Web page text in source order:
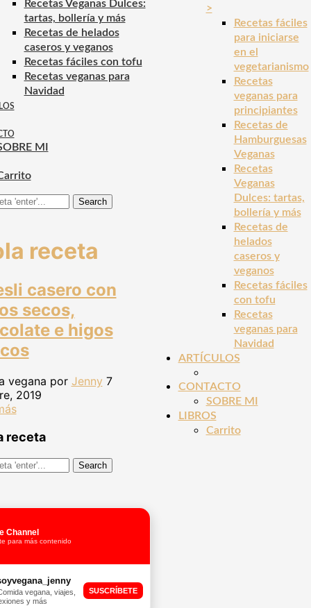
Recetas Veganas Dulces:
tartas, bollería y más
Recetas de helados
caseros y veganos
Recetas fáciles con tofu
Recetas veganas para
Navidad
MI
Search
receta
casero con
secos,
e higos
vegana por Jenny 7
2019
receta
Channel
para más contenido
vegana, viajes,
y más
SUSCRÍBETE
>
Recetas fáciles
para iniciarse
en el
vegetarianismo
Recetas
veganas para
principiantes
Recetas de
Hamburguesas
Veganas
Recetas
Veganas
Dulces: tartas,
bollería y más
Recetas de
helados
caseros y
veganos
Recetas fáciles
con tofu
Recetas
veganas para
Navidad
ARTÍCULOS
CONTACTO
SOBRE MI
LIBROS
Carrito